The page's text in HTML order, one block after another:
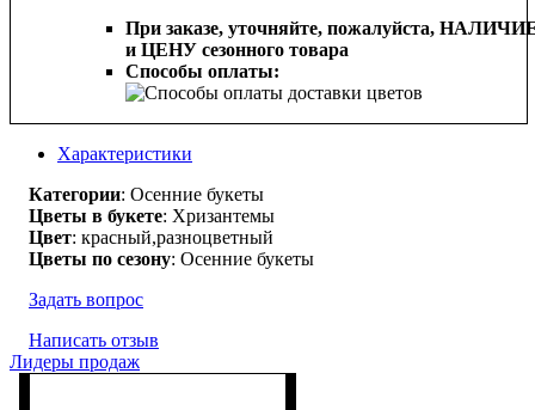
При заказе, уточняйте, пожалуйста,
и ЦЕНУ сезонного товара
Способы оплаты:
Характеристики
Категории: Осенние букеты
Цветы в букете: Хризантемы
Цвет: красный,разноцветный
Цветы по сезону: Осенние букеты
Задать вопрос
Написать отзыв
Лидеры продаж